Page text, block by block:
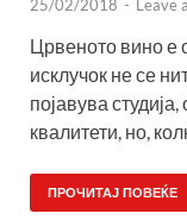
25/02/2018 - Leave
Црвеното вино е
исклучок не се
појавува
квалитети, но,
ПРОЧИТАЈ ПОВЕЌЕ